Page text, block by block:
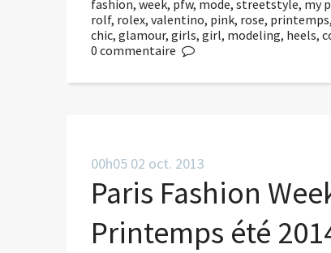
fashion, week, pfw, mode, streetstyle, my
rolf, rolex, valentino, pink, rose, printemps,
chic, glamour, girls, girl, modeling, heels,
0 commentaire
00h05 02 oct. 2013
Paris Fashion
Printemps été